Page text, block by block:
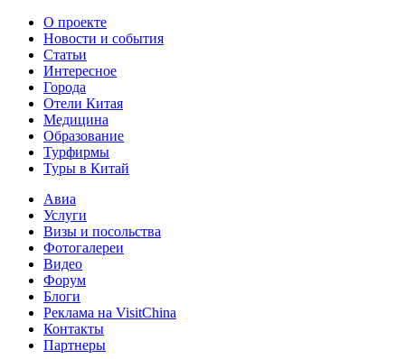
О проекте
Новости и события
Статьи
Интересное
Города
Отели Китая
Медицина
Образование
Турфирмы
Туры в Китай
Авиа
Услуги
Визы и посольства
Фотогалереи
Видео
Форум
Блоги
Реклама на VisitChina
Контакты
Партнеры